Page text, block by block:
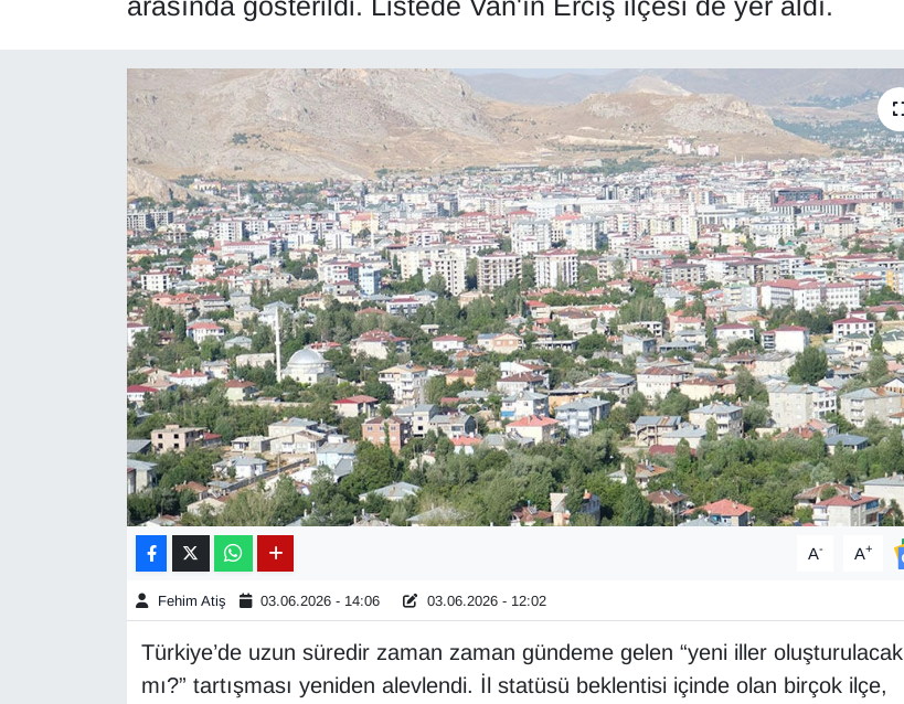
A- A+
Fehim Atiş 03.06.2026 - 14:06 03.06.2026 - 12:02
Türkiye’de uzun süredir zaman zaman gündeme gelen “yeni iller oluşturulacak
mı?” tartışması yeniden alevlendi. İl statüsü beklentisi içinde olan birçok ilçe,
DÜNYA
EĞİTİM
EKONOMİ
Eleman
En çok konuşulanlar
GENEL
HABERDE İNSAN